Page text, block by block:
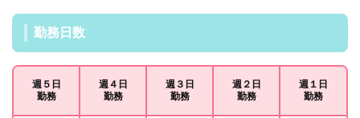
勤務日数
週５日
勤務
週４日
勤務
週３日
勤務
週２日
勤務
週１日
勤務